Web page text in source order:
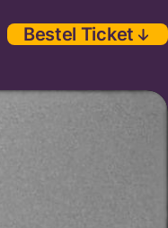
Bestel Ticket